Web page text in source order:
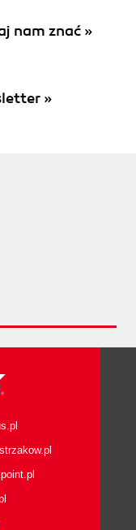
nam znać »
»